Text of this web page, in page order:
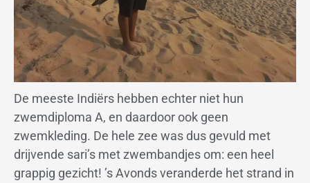
De meeste Indiërs hebben echter niet hun
zwemdiploma A, en daardoor ook geen
zwemkleding. De hele zee was dus gevuld met
drijvende sari’s met zwembandjes om: een heel
grappig gezicht! ’s Avonds veranderde het strand in